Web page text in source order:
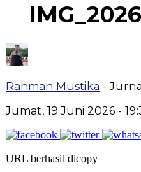
Rahman Mustika -
Jumat, 19 Juni 2026 -
URL berhasil dicopy